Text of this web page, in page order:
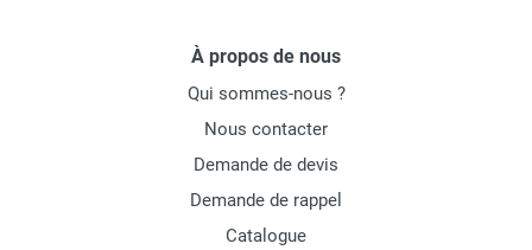
À propos de nous
Qui sommes-nous ?
Nous contacter
Demande de devis
Demande de rappel
Catalogue